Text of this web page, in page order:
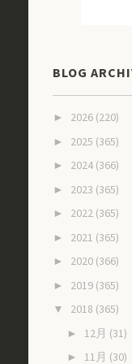
BLOG
► 2026 (220)
► 2025 (365)
► 2024 (366)
► 2023 (365)
► 2022 (365)
► 2021 (365)
► 2020 (366)
► 2019 (365)
▼ 2018 (365)
► 12月 (31)
► 11月 (30)